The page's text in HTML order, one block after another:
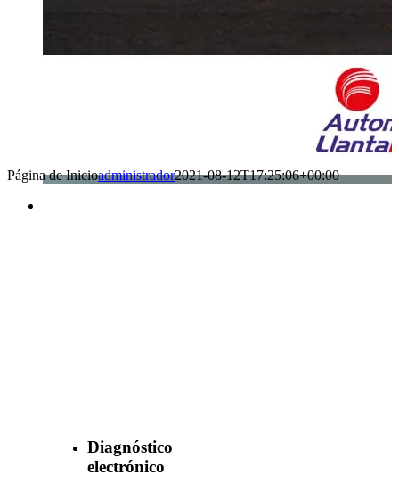
Página de Inicioadministrador2021-08-12T17:25:06+00:00
Diagnóstico
electrónico